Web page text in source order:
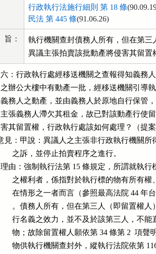
行政執行法施行細則 第 18 條
民法 第 445 條(91.06.26)
：
執行機關查封債務人所有，但在第
異議主張拍賣該批動產將侵害其留置
：行政執行處經移送機關之查報得知義務
之辦公大樓中有動產一批，經移送機關引
義務人之動產，並由義務人於原地自行保
主張義務人滯欠其租金，故已對該動產行
害其留置權，行政執行處該如何處理？（提
見：甲說：異議人之主張非行政執行機關所
之訴，並停止拍賣程序之進行。
理由：強制執行法第 15 條規定，所謂就
之權利者，係指對於執行標的物有所
在情形之一者而言（參照最高法院 44 年
。債務人所有，但在第三人（即留置
行名義之效力，並不及於該第三人，
物；故除留置權人願依第 34 條第 2
物供執行機關查封外，縱執行法院依第